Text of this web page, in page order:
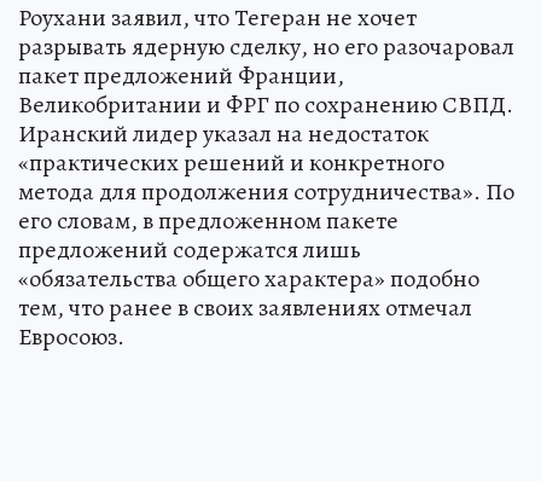
Роухани заявил, что Тегеран не хочет
разрывать ядерную сделку, но его разочаровал
пакет предложений Франции,
Великобритании и ФРГ по сохранению СВПД.
Иранский лидер указал на недостаток
«практических решений и конкретного
метода для продолжения сотрудничества». По
его словам, в предложенном пакете
предложений содержатся лишь
«обязательства общего характера» подобно
тем, что ранее в своих заявлениях отмечал
Евросоюз.